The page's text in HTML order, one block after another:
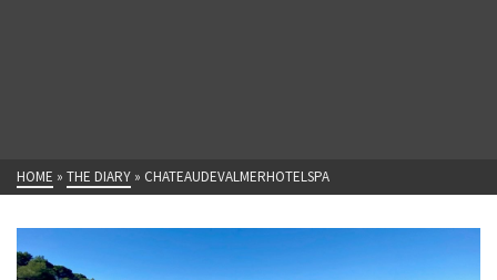
HOME » THE DIARY » CHATEAUDEVALMERHOTELSPA